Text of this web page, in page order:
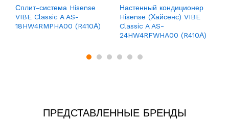
Сплит-система Hisense
VIBE Classic A AS-
18HW4RMPHA00 (R410А)
Настенный кондиционер
Hisense (Хайсенс) VIBE
Classic A AS-
24HW4RFWHA00 (R410А)
ПРЕДСТАВЛЕННЫЕ БРЕНДЫ